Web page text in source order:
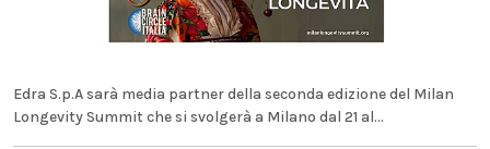
Edra S.p.A sarà media partner della seconda edizione del Milan
Longevity Summit che si svolgerà a Milano dal 21 al...